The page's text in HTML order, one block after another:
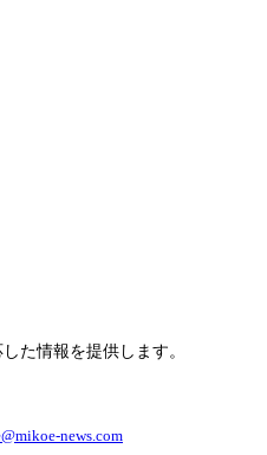
た情報を提供します。
news.com